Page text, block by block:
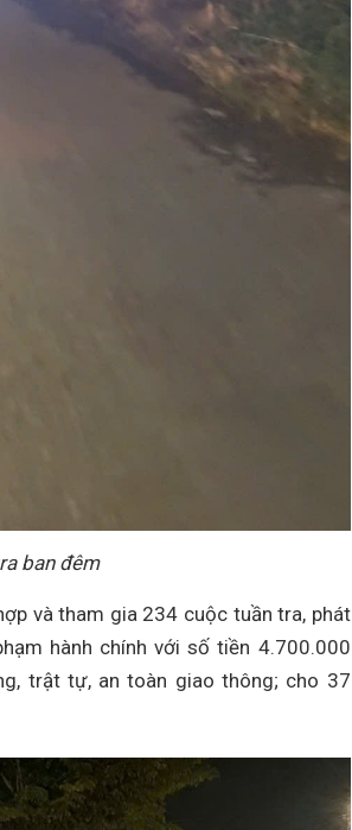
ban đêm
và tham gia 234 cuộc tuần tra, phát
hành chính với số tiền 4.700.000
trật tự, an toàn giao thông; cho 37